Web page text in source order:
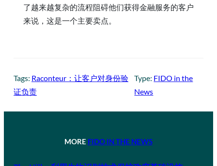
了越来越复杂的流程阻碍他们获得金融服务的客户
来说，这是一个主要卖点。
Tags: Raconteur：让客户对身份验
证负责
Type: FIDO in the
News
MORE FIDO IN THE NEWS